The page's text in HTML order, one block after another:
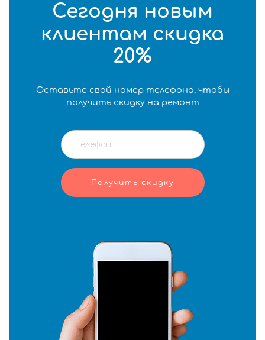
Сегодня новым
клиентам скидка
20%
Оставьте свой номер телефона, чтобы
получить скидку на ремонт